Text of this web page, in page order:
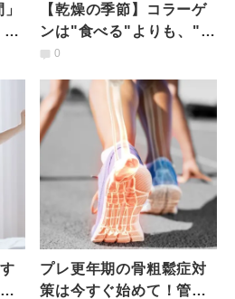
毎
【乾燥の季節】コラーゲ
ンは"食べる"よりも、"新
たに作る"！管理栄養士が
0
プレ更年期の骨粗鬆症対
策は今すぐ始めて！管理